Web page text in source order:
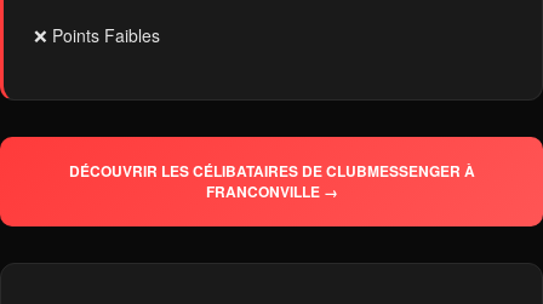
❌ Points Faibles
DÉCOUVRIR LES CÉLIBATAIRES DE CLUBMESSENGER À
FRANCONVILLE →